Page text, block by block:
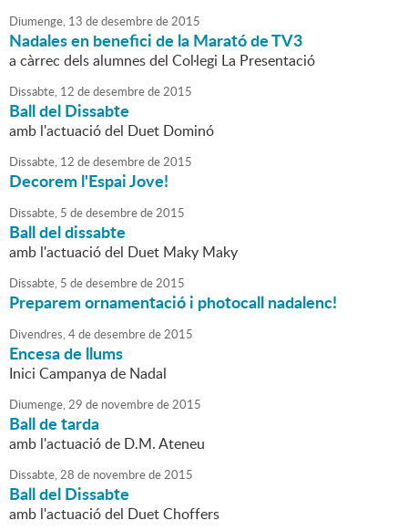
Diumenge, 13 dedesembrede2015
Nadales en benefici de la Marató de TV3
a càrrec dels alumnes del Col·legi La Presentació
Dissabte, 12 dedesembrede2015
Ball del Dissabte
amb l'actuació del Duet Dominó
Dissabte, 12 dedesembrede2015
Decorem l'Espai Jove!
Dissabte, 5 dedesembrede2015
Ball del dissabte
amb l'actuació del Duet Maky Maky
Dissabte, 5 dedesembrede2015
Preparem ornamentació i photocall nadalenc!
Divendres,4dedesembrede2015
Encesa de llums
Inici Campanya de Nadal
Diumenge,29 de novembrede2015
Ball de tarda
amb l'actuació de D.M. Ateneu
Dissabte,28 de novembrede2015
Ball del Dissabte
amb l'actuació del Duet Choffers